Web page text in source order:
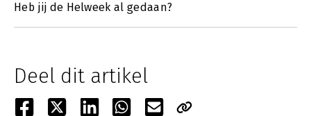
Heb jij de Helweek al gedaan?
Deel dit artikel